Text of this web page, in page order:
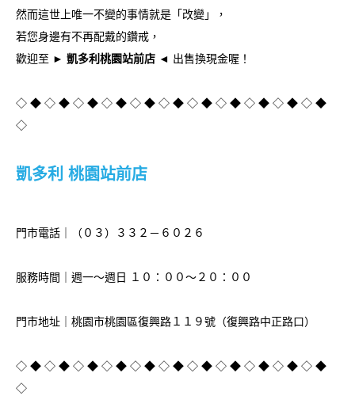
然而這世上唯一不變的事情就是「改變」，
若您身邊有不再配戴的鑽戒，
歡迎至 ► 凱多利桃園站前店 ◄ 出售換現金喔！
◇ ◆ ◇ ◆ ◇ ◆ ◇ ◆ ◇ ◆ ◇ ◆ ◇ ◆ ◇ ◆ ◇ ◆ ◇ ◆ ◇ ◆
◇
凱多利 桃園站前店
門市電話｜（０３）３３２－６０２６
服務時間｜週一～週日 １０：００～２０：００
門市地址｜桃園市桃園區復興路１１９號（復興路中正路口）
◇ ◆ ◇ ◆ ◇ ◆ ◇ ◆ ◇ ◆ ◇ ◆ ◇ ◆ ◇ ◆ ◇ ◆ ◇ ◆ ◇ ◆
◇